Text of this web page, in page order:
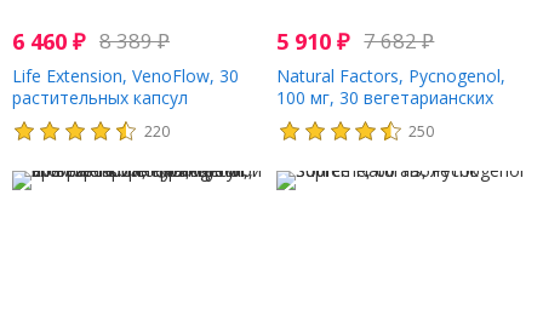
6 460 ₽ 8 389₽
Life Extension, VenoFlow, 30
растительных капсул
220
5 910₽ 7 682₽
Natural Factors, Pycnogenol,
100 мг, 30 вегетарианских
капсул
250